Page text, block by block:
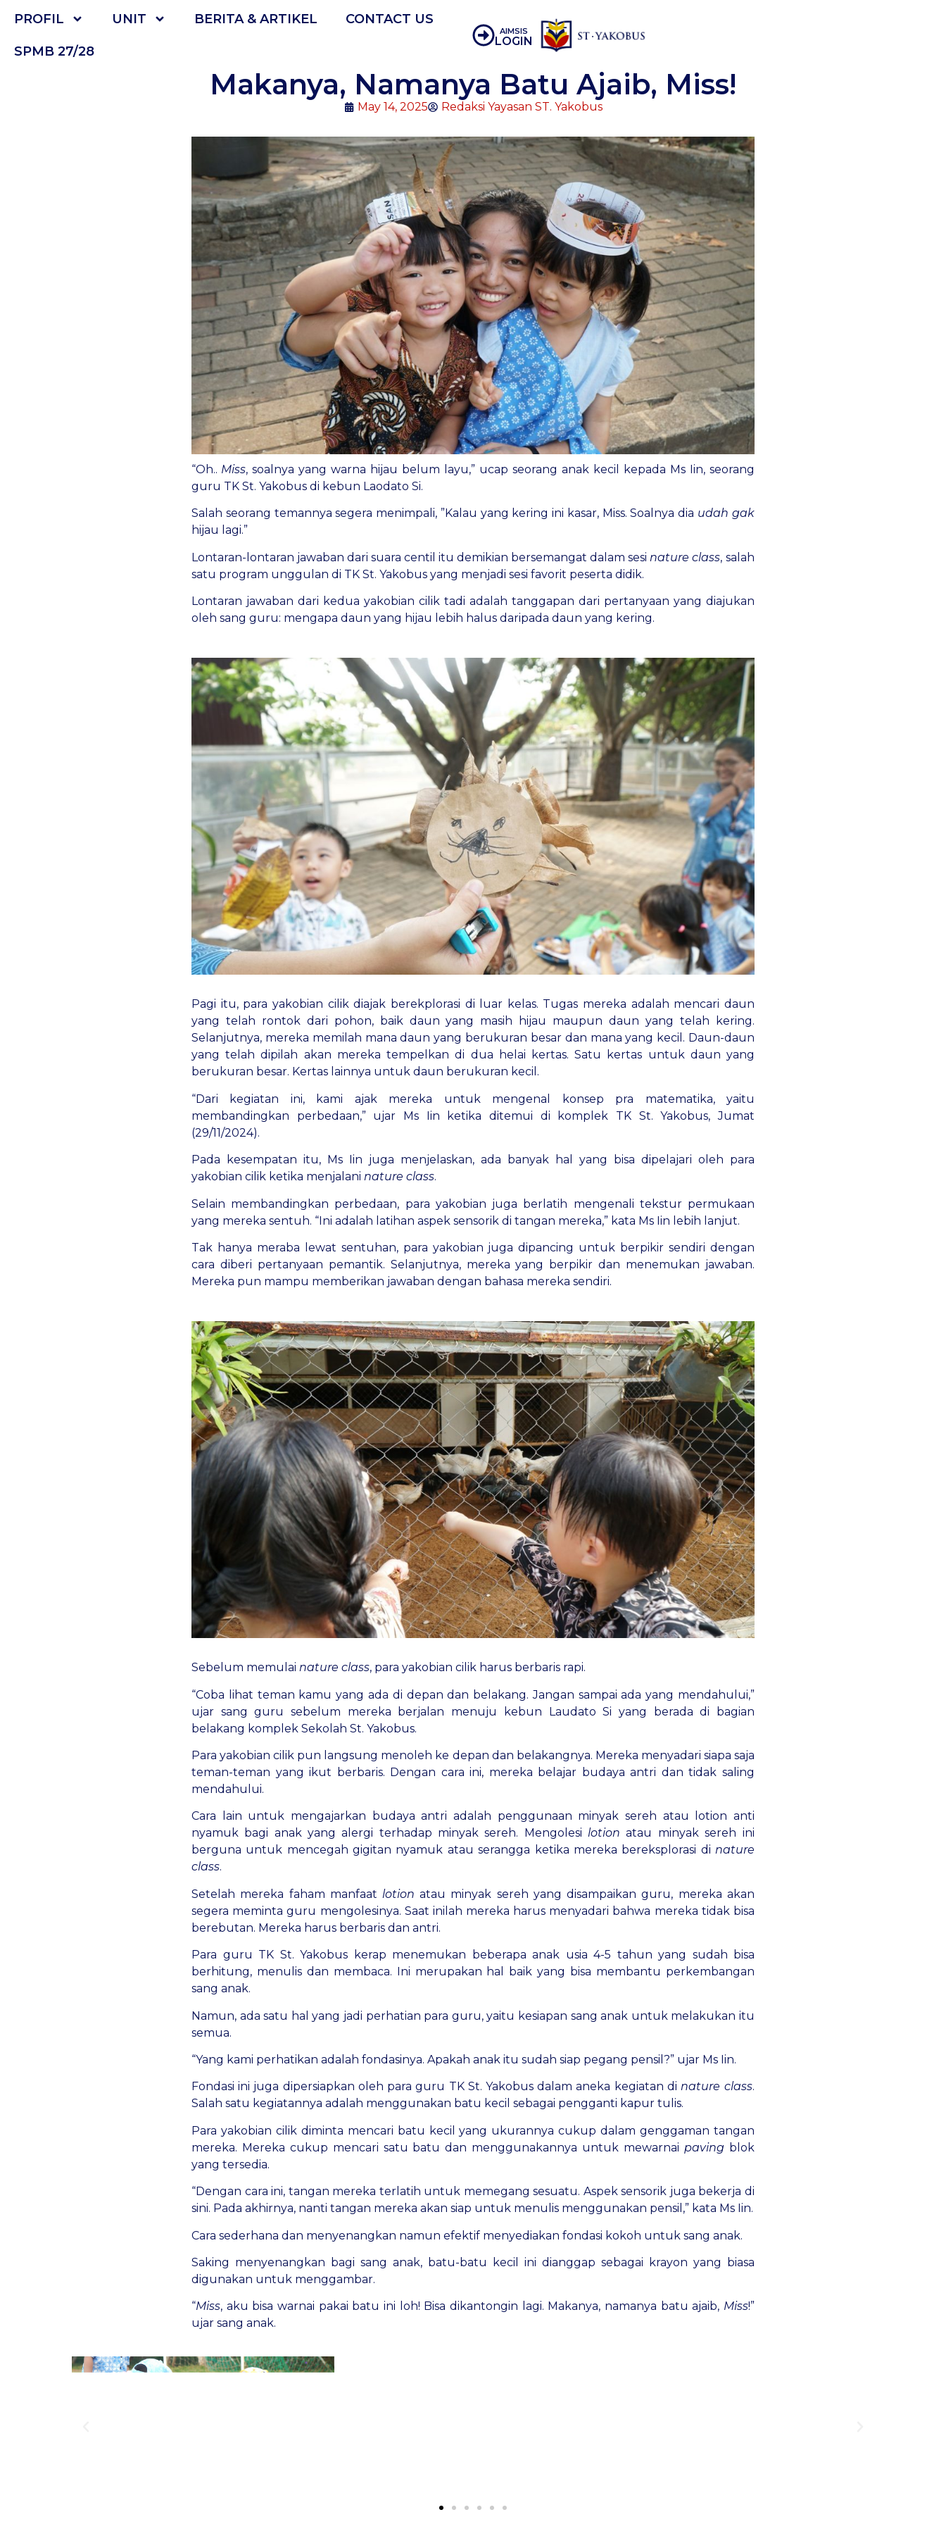
PROFIL UNIT BERITA & ARTIKEL CONTACT US
SPMB 27/28
AIMSIS
LOGIN
Makanya, Namanya Batu Ajaib, Miss!
May 14, 2025 Redaksi Yayasan ST. Yakobus
“Oh.. Miss, soalnya yang warna hijau belum layu,” ucap seorang anak kecil kepada Ms Iin, seorang
guru TK St. Yakobus di kebun Laodato Si.
Salah seorang temannya segera menimpali, ”Kalau yang kering ini kasar, Miss. Soalnya dia udah gak
hijau lagi.”
Lontaran-lontaran jawaban dari suara centil itu demikian bersemangat dalam sesi nature class, salah
satu program unggulan di TK St. Yakobus yang menjadi sesi favorit peserta didik.
Lontaran jawaban dari kedua yakobian cilik tadi adalah tanggapan dari pertanyaan yang diajukan
oleh sang guru: mengapa daun yang hijau lebih halus daripada daun yang kering.
Pagi itu, para yakobian cilik diajak berekplorasi di luar kelas. Tugas mereka adalah mencari daun
yang telah rontok dari pohon, baik daun yang masih hijau maupun daun yang telah kering.
Selanjutnya, mereka memilah mana daun yang berukuran besar dan mana yang kecil. Daun-daun
yang telah dipilah akan mereka tempelkan di dua helai kertas. Satu kertas untuk daun yang
berukuran besar. Kertas lainnya untuk daun berukuran kecil.
“Dari kegiatan ini, kami ajak mereka untuk mengenal konsep pra matematika, yaitu
membandingkan perbedaan,” ujar Ms Iin ketika ditemui di komplek TK St. Yakobus, Jumat
(29/11/2024).
Pada kesempatan itu, Ms Iin juga menjelaskan, ada banyak hal yang bisa dipelajari oleh para
yakobian cilik ketika menjalani nature class.
Selain membandingkan perbedaan, para yakobian juga berlatih mengenali tekstur permukaan
yang mereka sentuh. “Ini adalah latihan aspek sensorik di tangan mereka,” kata Ms Iin lebih lanjut.
Tak hanya meraba lewat sentuhan, para yakobian juga dipancing untuk berpikir sendiri dengan
cara diberi pertanyaan pemantik. Selanjutnya, mereka yang berpikir dan menemukan jawaban.
Mereka pun mampu memberikan jawaban dengan bahasa mereka sendiri.
Sebelum memulai nature class, para yakobian cilik harus berbaris rapi.
“Coba lihat teman kamu yang ada di depan dan belakang. Jangan sampai ada yang mendahului,”
ujar sang guru sebelum mereka berjalan menuju kebun Laudato Si yang berada di bagian
belakang komplek Sekolah St. Yakobus.
Para yakobian cilik pun langsung menoleh ke depan dan belakangnya. Mereka menyadari siapa saja
teman-teman yang ikut berbaris. Dengan cara ini, mereka belajar budaya antri dan tidak saling
mendahului.
Cara lain untuk mengajarkan budaya antri adalah penggunaan minyak sereh atau lotion anti
nyamuk bagi anak yang alergi terhadap minyak sereh. Mengolesi lotion atau minyak sereh ini
berguna untuk mencegah gigitan nyamuk atau serangga ketika mereka bereksplorasi di nature
class.
Setelah mereka faham manfaat lotion atau minyak sereh yang disampaikan guru, mereka akan
segera meminta guru mengolesinya. Saat inilah mereka harus menyadari bahwa mereka tidak bisa
berebutan. Mereka harus berbaris dan antri.
Para guru TK St. Yakobus kerap menemukan beberapa anak usia 4-5 tahun yang sudah bisa
berhitung, menulis dan membaca. Ini merupakan hal baik yang bisa membantu perkembangan
sang anak.
Namun, ada satu hal yang jadi perhatian para guru, yaitu kesiapan sang anak untuk melakukan itu
semua.
“Yang kami perhatikan adalah fondasinya. Apakah anak itu sudah siap pegang pensil?” ujar Ms Iin.
Fondasi ini juga dipersiapkan oleh para guru TK St. Yakobus dalam aneka kegiatan di nature class.
Salah satu kegiatannya adalah menggunakan batu kecil sebagai pengganti kapur tulis.
Para yakobian cilik diminta mencari batu kecil yang ukurannya cukup dalam genggaman tangan
mereka. Mereka cukup mencari satu batu dan menggunakannya untuk mewarnai paving blok
yang tersedia.
“Dengan cara ini, tangan mereka terlatih untuk memegang sesuatu. Aspek sensorik juga bekerja di
sini. Pada akhirnya, nanti tangan mereka akan siap untuk menulis menggunakan pensil,” kata Ms Iin.
Cara sederhana dan menyenangkan namun efektif menyediakan fondasi kokoh untuk sang anak.
Saking menyenangkan bagi sang anak, batu-batu kecil ini dianggap sebagai krayon yang biasa
digunakan untuk menggambar.
“Miss, aku bisa warnai pakai batu ini loh! Bisa dikantongin lagi. Makanya, namanya batu ajaib, Miss!”
ujar sang anak.